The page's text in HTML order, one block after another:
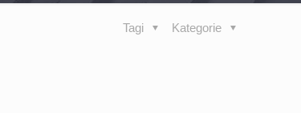
Kategorie
Tagi